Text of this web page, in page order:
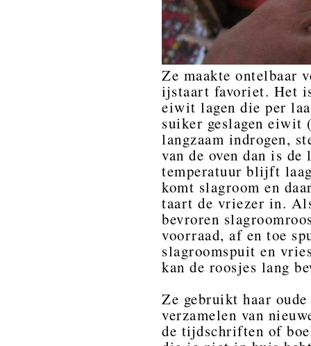
Ze maakte ontelbaar
ijstaart favoriet. Het
eiwit lagen die per
suiker geslagen
langzaam indrogen,
van de oven dan is
temperatuur blijft
komt slagroom en
taart de vriezer in.
bevroren
voorraad, af en toe
slagroomspuit en
kan de roosjes lang
Ze gebruikt haar
verzamelen van
de tijdschriften of